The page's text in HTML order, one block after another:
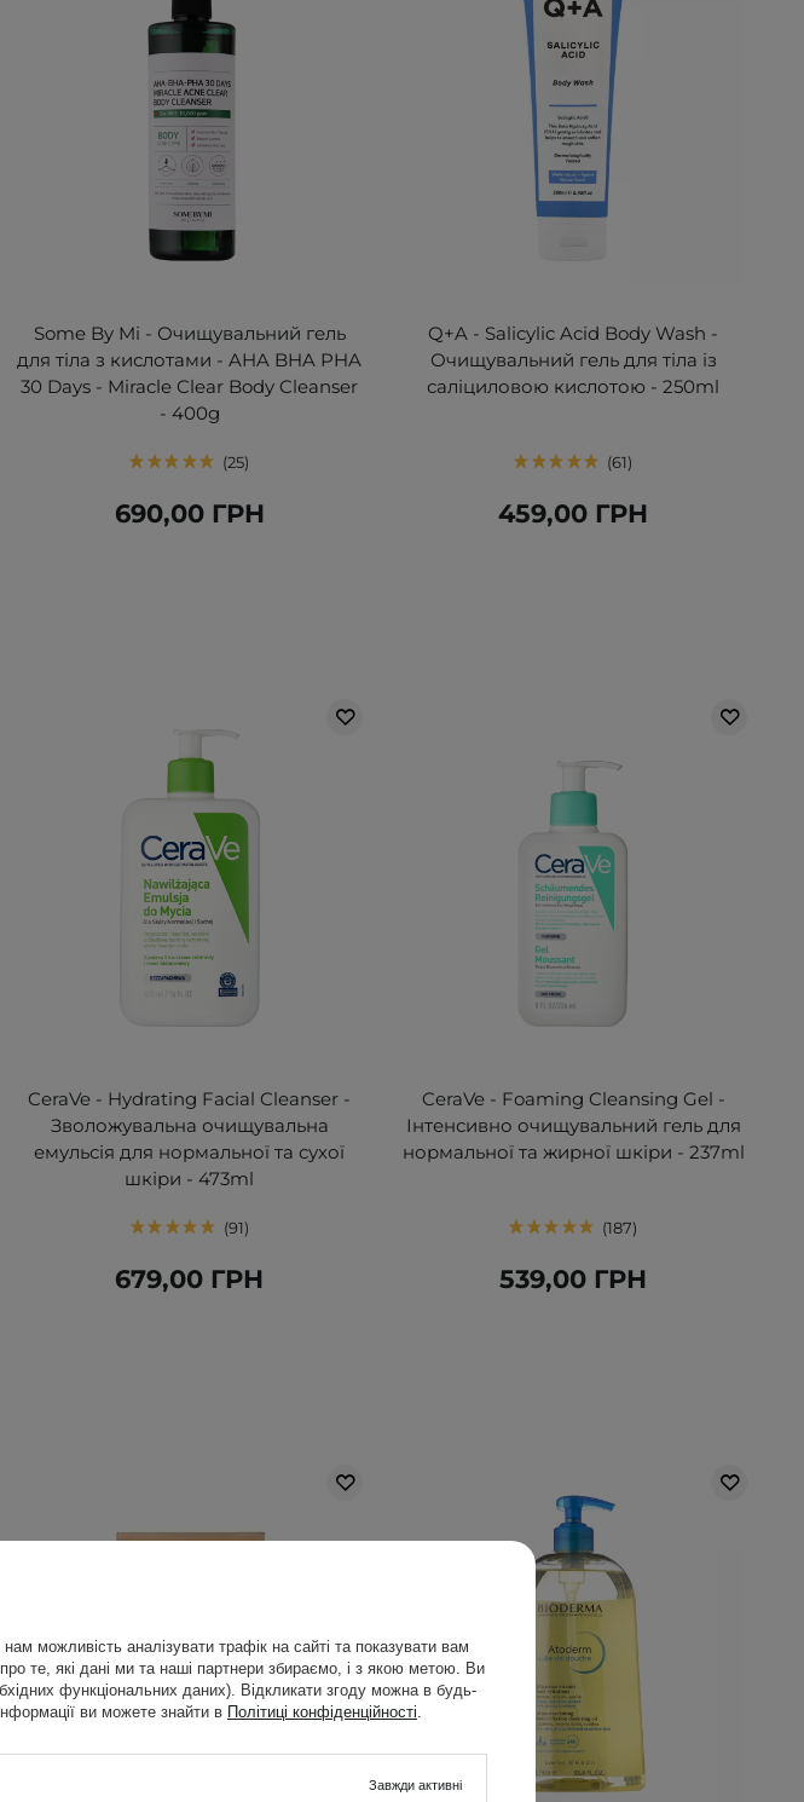
Some By Mi - Очищувальний гель
для тіла з кислотами - AHA BHA PHA
30 Days - Miracle Clear Body Cleanser
- 400g
25
690,00 ГРН
Q+A - Salicylic Acid Body Wash -
Очищувальний гель для тіла із
саліциловою кислотою - 250ml
61
459,00 ГРН
CeraVe - Hydrating Facial Cleanser -
Зволожувальна очищувальна
емульсія для нормальної та сухої
шкіри - 473ml
91
679,00 ГРН
CeraVe - Foaming Cleansing Gel -
Інтенсивно очищувальний гель для
нормальної та жирної шкіри - 237ml
187
539,00 ГРН
можливість аналізувати трафік на сайті та показувати вам
те, які дані ми та наші партнери збираємо, і з якою метою. Ви
функціональних даних). Відкликати згоду можна в будь-
ви можете знайти в Політиці конфіденційності.
Завжди активні